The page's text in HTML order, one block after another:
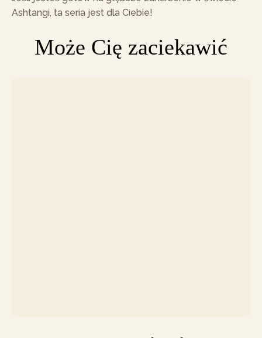
Ashtangi, ta seria jest dla Ciebie!
Może Cię zaciekawić